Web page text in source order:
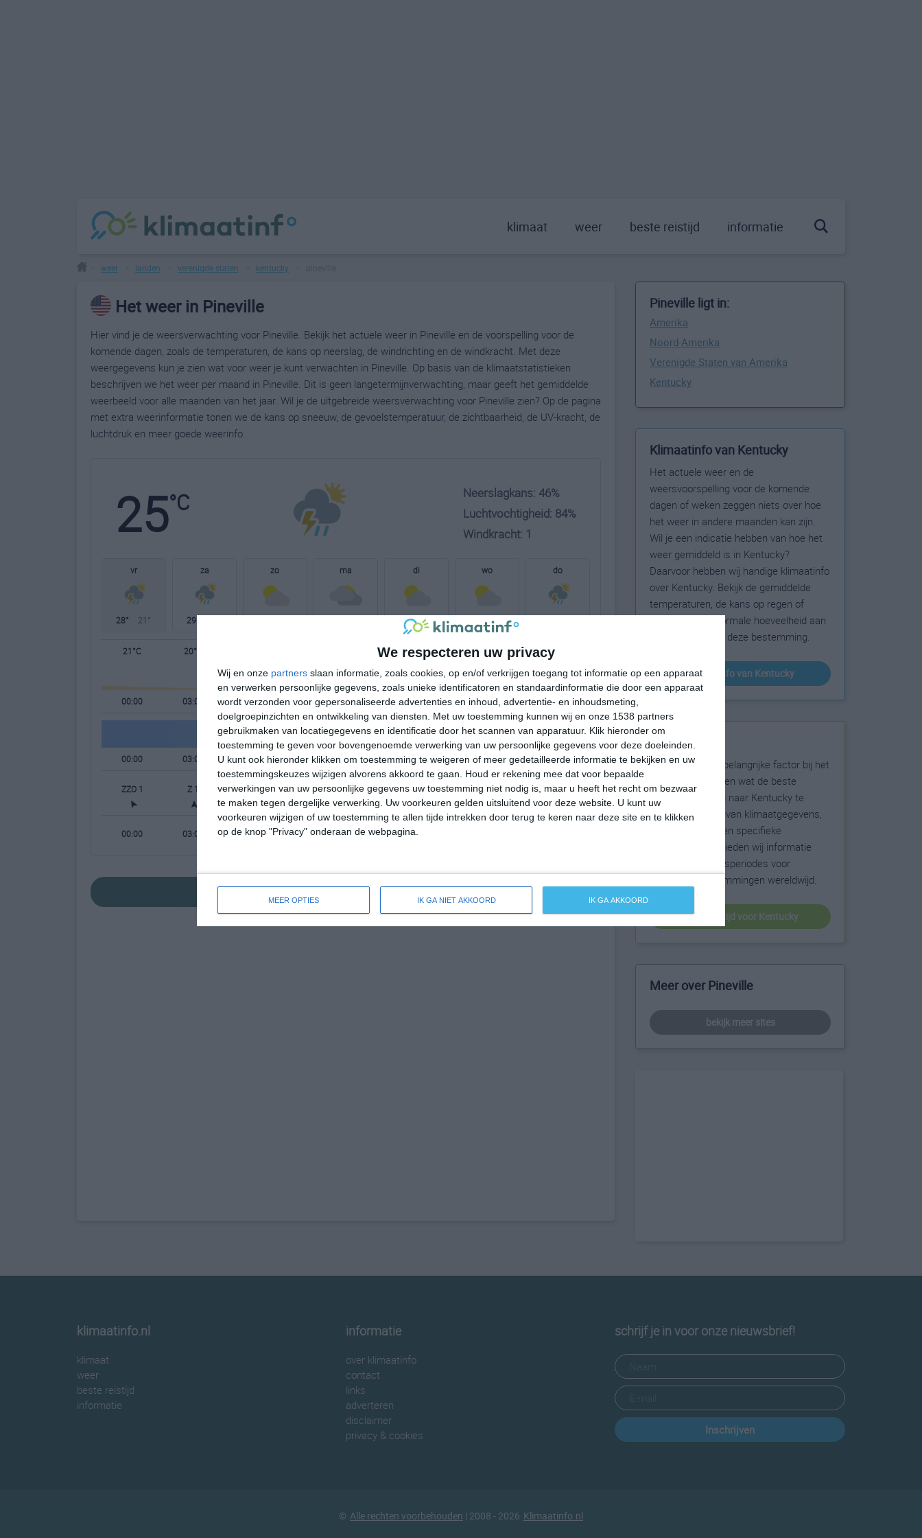
We respecteren uw privacy
Wij en onze partners slaan informatie, zoals cookies, op en/of verkrijgen toegang tot informatie op een apparaat
en verwerken persoonlijke gegevens, zoals unieke identificatoren en standaardinformatie die door een apparaat
wordt verzonden voor gepersonaliseerde advertenties en inhoud, advertentie- en inhoudsmeting,
doelgroepinzichten en ontwikkeling van diensten.
Met uw toestemming kunnen wij en onze 1538 partners
gebruikmaken van locatiegegevens en identificatie door het scannen van apparatuur. Klik hieronder om
toestemming te geven voor bovengenoemde verwerking van uw persoonlijke gegevens voor deze doeleinden.
U kunt ook hieronder klikken om toestemming te weigeren of meer gedetailleerde informatie te bekijken en uw
toestemmingskeuzes wijzigen alvorens akkoord te gaan.
Houd er rekening mee dat voor bepaalde
verwerkingen van uw persoonlijke gegevens uw toestemming niet nodig is, maar u heeft het recht om bezwaar
te maken tegen dergelijke verwerking. Uw voorkeuren gelden uitsluitend voor deze website. U kunt uw
voorkeuren wijzigen of uw toestemming te allen tijde intrekken door terug te keren naar deze site en te klikken
op de knop "Privacy" onderaan de webpagina.
MEER OPTIES IK GA NIET AKKOORD IK GA AKKOORD
klimaat weer beste reistijd informatie
weer landen verenigde staten kentucky
Het weer in Pineville
Hier vind je de weersverwachting voor Pineville. Bekijk het actuele weer in Pineville en de voorspelling voor de
komende dagen, zoals de temperaturen, de kans op neerslag, de windrichting en de windkracht. Met deze
weergegevens kun je zien wat voor weer je kunt verwachten in Pineville. Op basis van de klimaatstatistieken
beschrijven we het weer per maand in Pineville. Dit is geen langetermijnverwachting, maar geeft het gemiddelde
weerbeeld voor alle maanden van het jaar. Wil je de uitgebreide weersverwachting voor Pineville zien? Op de pagina
met extra weerinformatie tonen we de kans op sneeuw, de gevoelstemperatuur, de zichtbaarheid, de UV-kracht, de
luchtdruk en meer goede weerinfo.
25°C
Neerslagkans: 46%
Luchtvochtigheid: 84%
Windkracht: 1
vr
28° 21°
za
29°
zo ma di
30° 20°
wo
20°
do
21°C 20°C 26°C 28°C 27°C 23°C
00:00 03:00 06:00 09:00 12:00 15:00 18:00 21:00
00:00 03:00 06:00 09:00 12:00 15:00 18:00 21:00
ZZO 1 Z 1 ZZO 1 Z 1 Z 1 ZZW 1 ZZW 1 ZZO 1
00:00 03:00 06:00 09:00 12:00
bekijk de uitgebreide weersverwachting voor Pineville
Pineville ligt in:
Amerika
Noord-Amerika
Verenigde Staten van Amerika
Kentucky
Klimaatinfo van Kentucky
Het actuele weer en de
weersvoorspelling voor de komende
dagen of weken zeggen niets over hoe
het weer in andere maanden kan zijn.
Wil je een indicatie hebben van hoe het
weer gemiddeld is in Kentucky?
Daarvoor hebben wij handige klimaatinfo
over Kentucky. Bekijk de gemiddelde
temperaturen, de kans op regen of
sneeuw en de normale hoeveelheid aan
zonneschijn voor deze bestemming.
klimaatinfo van Kentucky
Beste reistijd
Het weer is een belangrijke factor bij het
reizen. Wil je weten wat de beste
maanden zijn om naar Kentucky te
reizen? Op basis van klimaatgegevens,
weersextremen en specifieke
weerinformatie bieden wij informatie
over de beste reisperiodes voor
duizenden bestemmingen wereldwijd.
beste reistijd voor Kentucky
Meer over Pineville
bekijk meer sites
klimaatinfo.nl
klimaat
weer
beste reistijd
informatie
informatie
over klimaatinfo
contact
links
adverteren
disclaimer
privacy & cookies
schrijf je in voor onze nieuwsbrief!
Inschrijven
© Alle rechten voorbehouden | 2008 - 2026 Klimaatinfo.nl